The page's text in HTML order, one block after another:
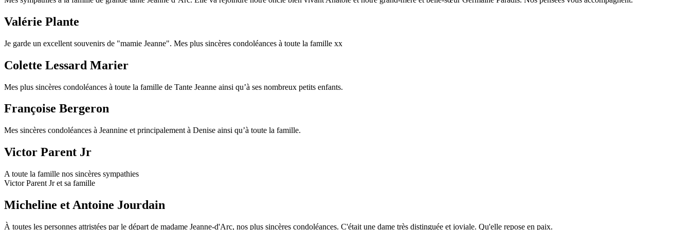
Valérie Plante
Je garde un excellent souvenirs de "mamie Jeanne". Mes plus sincères condoléances à toute la famille xx
Colette Lessard Marier
Mes plus sincères condoléances à toute la famille de Tante Jeanne ainsi qu’à ses nombreux petits enfants.
Françoise Bergeron
Mes sincères condoléances à Jeannine et principalement à Denise ainsi qu’à toute la famille.
Victor Parent Jr
A toute la famille nos sincères sympathies
Victor Parent Jr et sa famille
Micheline et Antoine Jourdain
À toutes les personnes attristées par le départ de madame Jeanne-d'Arc, nos plus sincères condoléances. C'était une dame très distinguée et joviale. Qu'elle repose en paix.